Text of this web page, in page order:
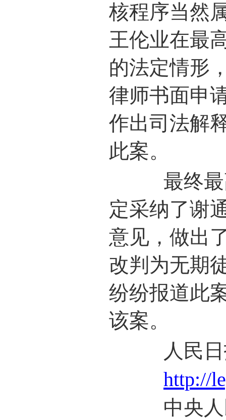
核程序当然
王伦业在最
的法定情形
律师书面申
作出司法解
此案。
最终最高
定采纳了谢
意见，做出
改判为无期
纷纷报道此
该案。
人民日
http://
中央人